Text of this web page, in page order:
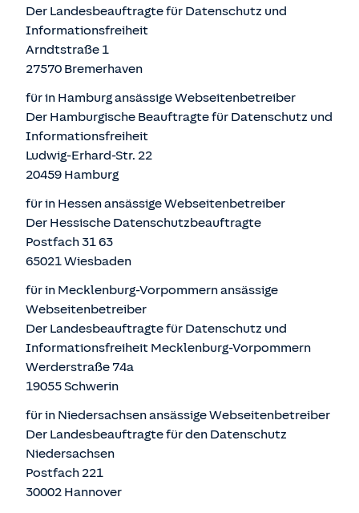
Der Landesbeauftragte für Datenschutz und
Informationsfreiheit
Arndtstraße 1
27570 Bremerhaven
für in Hamburg ansässige Webseitenbetreiber
Der Hamburgische Beauftragte für Datenschutz und
Informationsfreiheit
Ludwig-Erhard-Str. 22
20459 Hamburg
für in Hessen ansässige Webseitenbetreiber
Der Hessische Datenschutzbeauftragte
Postfach 31 63
65021 Wiesbaden
für in Mecklenburg-Vorpommern ansässige
Webseitenbetreiber
Der Landesbeauftragte für Datenschutz und
Informationsfreiheit Mecklenburg-Vorpommern
Werderstraße 74a
19055 Schwerin
für in Niedersachsen ansässige Webseitenbetreiber
Der Landesbeauftragte für den Datenschutz
Niedersachsen
Postfach 221
30002 Hannover